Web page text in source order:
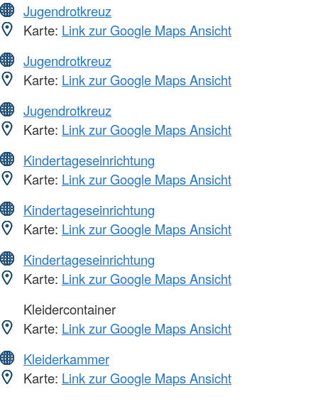
Jugendrotkreuz
Karte: Link zur Google Maps Ansicht
Jugendrotkreuz
Karte: Link zur Google Maps Ansicht
Jugendrotkreuz
Karte: Link zur Google Maps Ansicht
Kindertageseinrichtung
Karte: Link zur Google Maps Ansicht
Kindertageseinrichtung
Karte: Link zur Google Maps Ansicht
Kindertageseinrichtung
Karte: Link zur Google Maps Ansicht
Kleidercontainer
Karte: Link zur Google Maps Ansicht
Kleiderkammer
Karte: Link zur Google Maps Ansicht